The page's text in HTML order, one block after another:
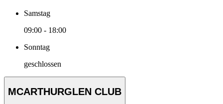
Samstag
09:00 - 18:00
Sonntag
geschlossen
MCARTHURGLEN CLUB